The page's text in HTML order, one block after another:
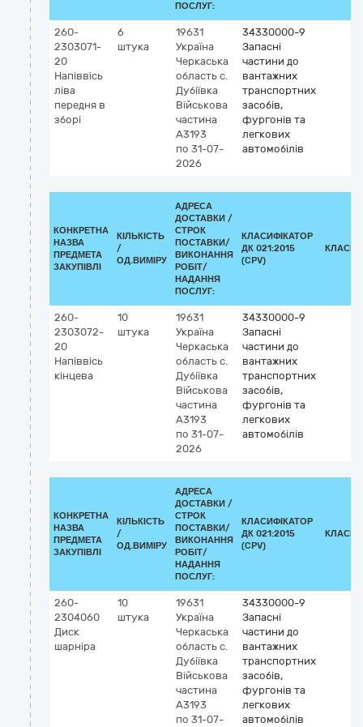
ПОСЛУГ:
260-
2303071-
20
Напіввісь
ліва
передня в
зборі
6
штука
19631
Україна
Черкаська
область с.
Дубіївка
Військова
частина
А3193
по 31-07-
2026
34330000-9
Запасні
частини до
вантажних
транспортних
засобів,
фургонів та
легкових
автомобілів
КОНКРЕТНА
НАЗВА
ПРЕДМЕТА
ЗАКУПІВЛІ
КІЛЬКІСТЬ
/
ОД.ВИМІРУ
АДРЕСА
ДОСТАВКИ /
СТРОК
ПОСТАВКИ/
ВИКОНАННЯ
РОБІТ/
НАДАННЯ
ПОСЛУГ:
КЛАСИФІКАТОР
ДК 021:2015
(CPV)
260-
2303072-
20
Напіввісь
кінцева
10
штука
19631
Україна
Черкаська
область с.
Дубіївка
Військова
частина
А3193
по 31-07-
2026
34330000-9
Запасні
частини до
вантажних
транспортних
засобів,
фургонів та
легкових
автомобілів
КОНКРЕТНА
НАЗВА
ПРЕДМЕТА
ЗАКУПІВЛІ
КІЛЬКІСТЬ
/
ОД.ВИМІРУ
АДРЕСА
ДОСТАВКИ /
СТРОК
ПОСТАВКИ/
ВИКОНАННЯ
РОБІТ/
НАДАННЯ
ПОСЛУГ:
КЛАСИФІКАТОР
ДК 021:2015
(CPV)
260-
2304060
Диск
шарніра
10
штука
19631
Україна
Черкаська
область с.
Дубіївка
Військова
частина
А3193
по 31-07-
34330000-9
Запасні
частини до
вантажних
транспортних
засобів,
фургонів та
легкових
автомобілів